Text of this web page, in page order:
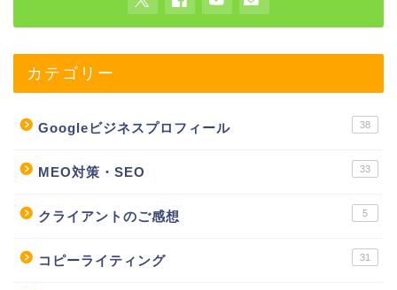
カテゴリー
Googleビジネスプロフィール 38
MEO対策・SEO 33
クライアントのご感想 5
コピーライティング 31